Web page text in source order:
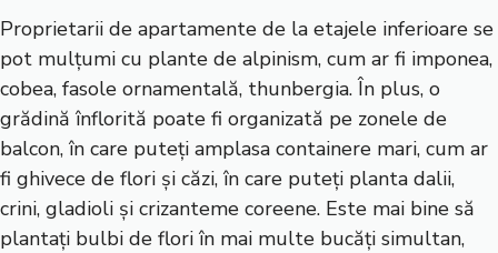
Proprietarii de apartamente de la etajele inferioare se
pot mulțumi cu plante de alpinism, cum ar fi imponea,
cobea, fasole ornamentală, thunbergia. În plus, o
grădină înflorită poate fi organizată pe zonele de
balcon, în care puteți amplasa containere mari, cum ar
fi ghivece de flori și căzi, în care puteți planta dalii,
crini, gladioli și crizanteme coreene. Este mai bine să
plantați bulbi de flori în mai multe bucăți simultan,